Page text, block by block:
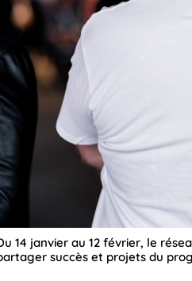
14 janvier au 12 février, le
succès et projets du